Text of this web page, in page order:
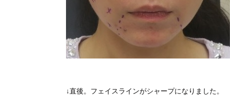
↓直後。フェイスラインがシャープになりました。